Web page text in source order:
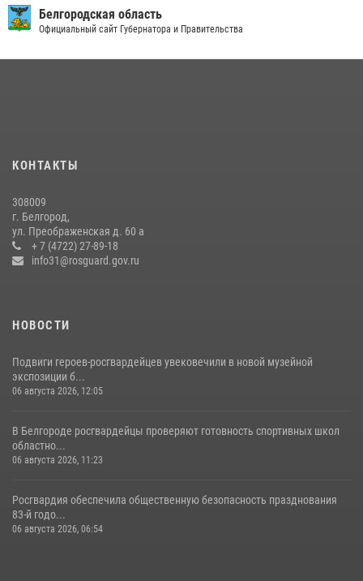
подготовке спецподразделения в эфире радио «России - Белгород»
22 июля 2026, 14:36
боксу
Росгвардейцы провели урок безопасности для воспитанников
Старооскольского военно-патриотического клуба
10 июля 2026, 06:30
Белгородская область
Официальный сайт Губернатора и Правительства
КОНТАКТЫ
308009
г. Белгород,
ул. Преображенская д. 60 а
+ 7 (4722) 27-89-18
info31@rosguard.gov.ru
НОВОСТИ
Подвиги героев‑росгвардейцев увековечили в новой музейной
экспозиции б...
06 августа 2026, 12:05
В Белгороде росгвардейцы проверяют готовность спортивных школ
областно...
06 августа 2026, 11:23
Росгвардия обеспечила общественную безопасность празднования
83-й годо...
06 августа 2026, 06:54